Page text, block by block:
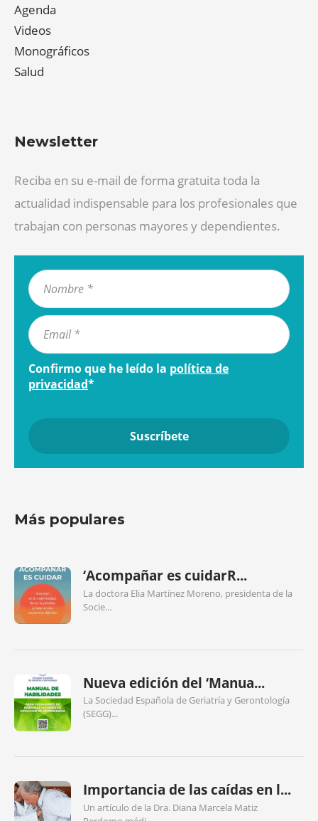
Agenda
Videos
Monográficos
Salud
Newsletter
Reciba en su e-mail de forma gratuita toda la
actualidad indispensable para los profesionales que
trabajan con personas mayores y dependientes.
Confirmo que he leído la política de
privacidad*
Más populares
‘Acompañar es cuidarR...
La doctora Elia Martínez Moreno, presidenta de la
Socie...
Nueva edición del ‘Manua...
La Sociedad Española de Geriatría y Gerontología
(SEGG)...
Importancia de las caídas en l...
Un artículo de la Dra. Diana Marcela Matiz